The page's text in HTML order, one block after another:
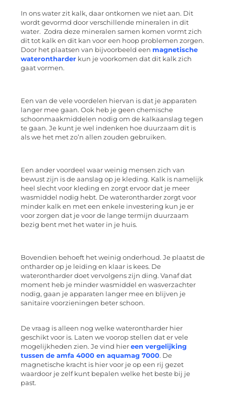
In ons water zit kalk, daar ontkomen we niet aan. Dit
wordt gevormd door verschillende mineralen in dit
water. Zodra deze mineralen samen komen vormt zich
dit tot kalk en dit kan voor een hoop problemen zorgen.
Door het plaatsen van bijvoorbeeld een magnetische
waterontharder kun je voorkomen dat dit kalk zich
gaat vormen.
Een van de vele voordelen hiervan is dat je apparaten
langer mee gaan. Ook heb je geen chemische
schoonmaakmiddelen nodig om de kalkaanslag tegen
te gaan. Je kunt je wel indenken hoe duurzaam dit is
als we het met zo’n allen zouden gebruiken.
Een ander voordeel waar weinig mensen zich van
bewust zijn is de aanslag op je kleding. Kalk is namelijk
heel slecht voor kleding en zorgt ervoor dat je meer
wasmiddel nodig hebt. De waterontharder zorgt voor
minder kalk en met een enkele investering kun je er
voor zorgen dat je voor de lange termijn duurzaam
bezig bent met het water in je huis.
Bovendien behoeft het weinig onderhoud. Je plaatst de
ontharder op je leiding en klaar is kees. De
waterontharder doet vervolgens zijn ding. Vanaf dat
moment heb je minder wasmiddel en wasverzachter
nodig, gaan je apparaten langer mee en blijven je
sanitaire voorzieningen beter schoon.
De vraag is alleen nog welke waterontharder hier
geschikt voor is. Laten we voorop stellen dat er vele
mogelijkheden zien. Je vind hier een vergelijking
tussen de amfa 4000 en aquamag 7000. De
magnetische kracht is hier voor je op een rij gezet
waardoor je zelf kunt bepalen welke het beste bij je
past.